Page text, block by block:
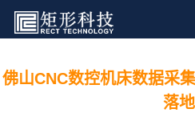
佛山CNC数控机床数据采
落地